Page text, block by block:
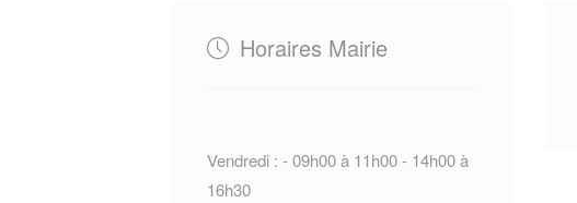
Horaires Mairie
Vendredi : - 09h00 à 11h00 - 14h00 à
16h30